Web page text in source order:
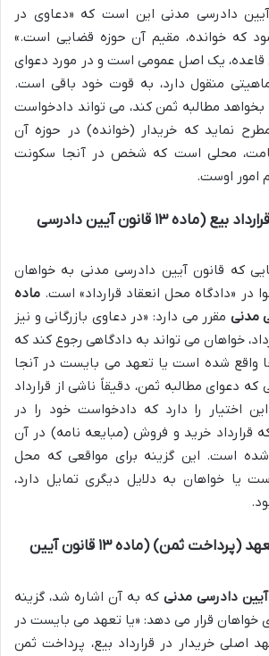
دادرسی مدنی این است که «دعاوی در
که خوانده، مقیم آن حوزه قضایی است.»
این قاعده، یک اصل عمومی است و در مورد دعوای
منقول دارد، به قوت خود باقی است.
بخواهد مطالبه ثمن کند، می تواند دادخواست
نماید که خریدار (خوانده) در حوزه آن
محلی است که شخص در آنجا سکونت
امور اوست.
دادگاه محل انعقاد قرارداد بیع (ماده ۱۳ قانون آیین دادرسی
که قانون آیین دادرسی مدنی به خواهان
در «دادگاه محل انعقاد قرارداد» است. ماده
مقرر می دارد: «در دعاوی بازرگانی و نیز
خواهان می تواند به دادگاهی رجوع کند که
واقع شده است یا تعهد می بایست در آنجا
که دعوای مطالبه ثمن، دقیقاً ناشی از قرارداد
اختیار را دارد که دادخواست خود را در
قرارداد خرید و فروش (مبایعه نامه) در آن
است. این گزینه برای مواقعی که محل
یا خواهان به دلایل دیگری تمایل دارد،
دادگاه محل اجرای تعهد (پرداخت ثمن) (ماده ۱۳ قانون آیین
که به آن اشاره شد، گزینه
خواهان قرار می دهد: «یا تعهد می بایست در
اصلی خریدار در قرارداد بیع، پرداخت ثمن